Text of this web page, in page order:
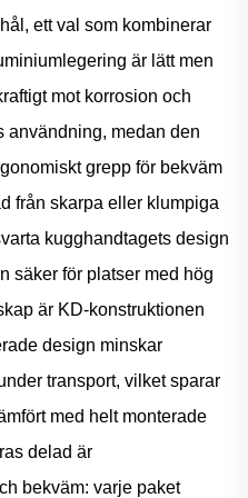
ett val som kombinerar
är lätt men
mot korrosion och
användning, medan den
grepp för bekväm
från skarpa eller klumpiga
kugghandtagets design
säker för platser med hög
är KD-konstruktionen
design minskar
transport, vilket sparar
med helt monterade
delad är
bekväm: varje paket